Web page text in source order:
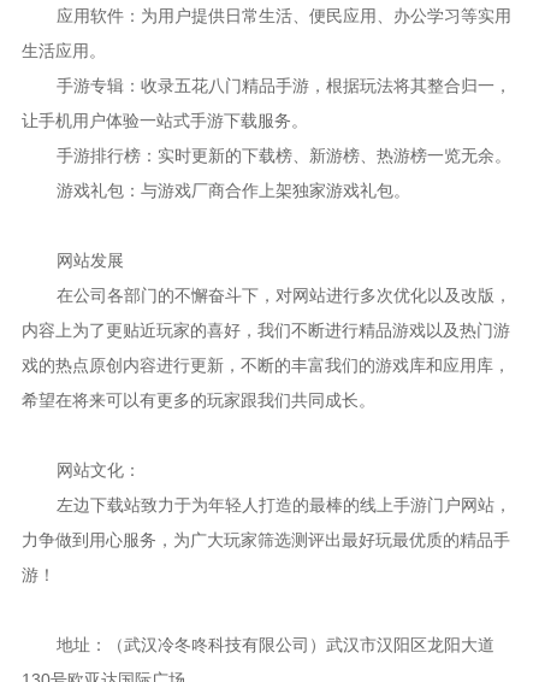
应用软件：为用户提供日常生活、便民应用、办公学习等实用
生活应用。
手游专辑：收录五花八门精品手游，根据玩法将其整合归一，
让手机用户体验一站式手游下载服务。
手游排行榜：实时更新的下载榜、新游榜、热游榜一览无余。
游戏礼包：与游戏厂商合作上架独家游戏礼包。
网站发展
在公司各部门的不懈奋斗下，对网站进行多次优化以及改版，
内容上为了更贴近玩家的喜好，我们不断进行精品游戏以及热门游
戏的热点原创内容进行更新，不断的丰富我们的游戏库和应用库，
希望在将来可以有更多的玩家跟我们共同成长。
网站文化：
左边下载站致力于为年轻人打造的最棒的线上手游门户网站，
力争做到用心服务，为广大玩家筛选测评出最好玩最优质的精品手
游！
地址：（武汉冷冬咚科技有限公司）武汉市汉阳区龙阳大道